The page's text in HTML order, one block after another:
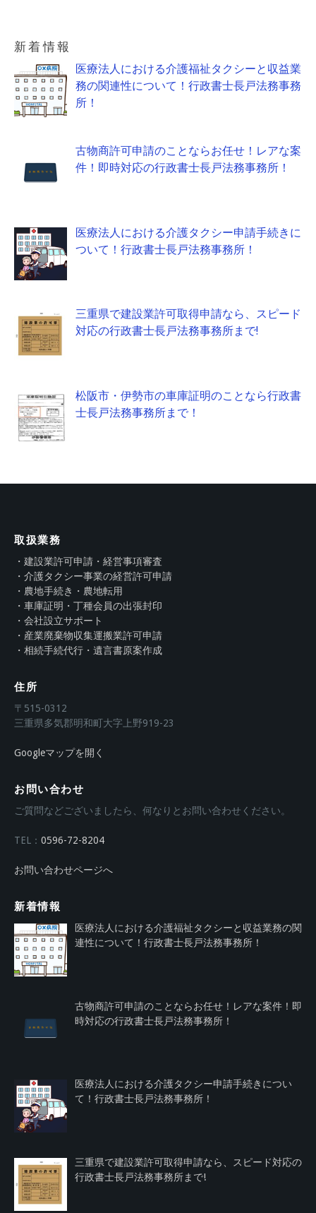
新着情報
医療法人における介護福祉タクシーと収益業
務の関連性について！行政書士長戸法務事務
所！
古物商許可申請のことならお任せ！レアな案
件！即時対応の行政書士長戸法務事務所！
医療法人における介護タクシー申請手続きに
ついて！行政書士長戸法務事務所！
三重県で建設業許可取得申請なら、スピード
対応の行政書士長戸法務事務所まで!
松阪市・伊勢市の車庫証明のことなら行政書
士長戸法務事務所まで！
取扱業務
・建設業許可申請・経営事項審査
・介護タクシー事業の経営許可申請
・農地手続き・農地転用
・車庫証明・丁種会員の出張封印
・会社設立サポート
・産業廃棄物収集運搬業許可申請
・相続手続代行・遺言書原案作成
住所
〒515-0312
三重県多気郡明和町大字上野919-23
Googleマップを開く
お問い合わせ
ご質問などございましたら、何なりとお問い合わせください。
TEL： 0596-72-8204
お問い合わせページへ
新着情報
医療法人における介護福祉タクシーと収益業務の関
連性について！行政書士長戸法務事務所！
古物商許可申請のことならお任せ！レアな案件！即
時対応の行政書士長戸法務事務所！
医療法人における介護タクシー申請手続きについ
て！行政書士長戸法務事務所！
三重県で建設業許可取得申請なら、スピード対応の
行政書士長戸法務事務所まで!